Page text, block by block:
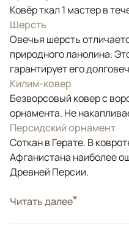
Ковёр ткал 1 мастер в
Шерсть
Овечья шерсть
природного ланолина.
гарантирует его
Килим-ковер
Безворсовый ковер с
орнамента. Не
Персидский орнамент
Соткан в Герате. В
Афганистана наиболее
Древней Персии.
СтильКилимы и сумахи
Читать далее